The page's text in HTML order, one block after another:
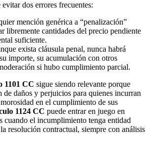
dos errores frecuentes:
mención genérica a “penalización”
libremente cantidades del precio pendiente
suficiente.
exista cláusula penal, nunca habrá
importe, su acumulación con otros
si hubo cumplimiento parcial.
1101 CC sigue siendo relevante porque
de daños y perjuicios para quienes incurran
en el cumplimiento de sus
1124 CC puede entrar en juego en
cuando el incumplimiento tenga entidad
resolución contractual, siempre con análisis